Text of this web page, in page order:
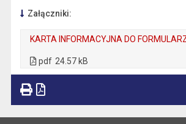
Załączniki:
KARTA INFORMACYJNA DO
pdf 24.57 kB